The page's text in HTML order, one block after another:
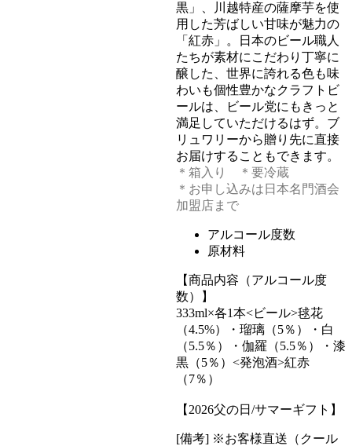
黒」、川越特産の薩摩芋を使
用した芳ばしい甘味が魅力の
「紅赤」。日本のビール職人
たちが素材にこだわり丁寧に
醸した、世界に誇れる色も味
わいも個性豊かなクラフトビ
ールは、ビール党にもきっと
満足していただけるはず。ブ
リュワリーから贈り先に直接
お届けすることもできます。
＊箱入り ＊要冷蔵
＊お申し込みは日本名門酒会
加盟店まで
アルコール度数
原材料
【商品内容（アルコール度
数）】
333ml×各1本<ビール>毬花
（4.5%）・瑠璃（5％）・白
（5.5％）・伽羅（5.5％）・漆
黒（5％）<発泡酒>紅赤
（7％）
【2026父の日/サマーギフト】
[備考] ※お客様直送（クール